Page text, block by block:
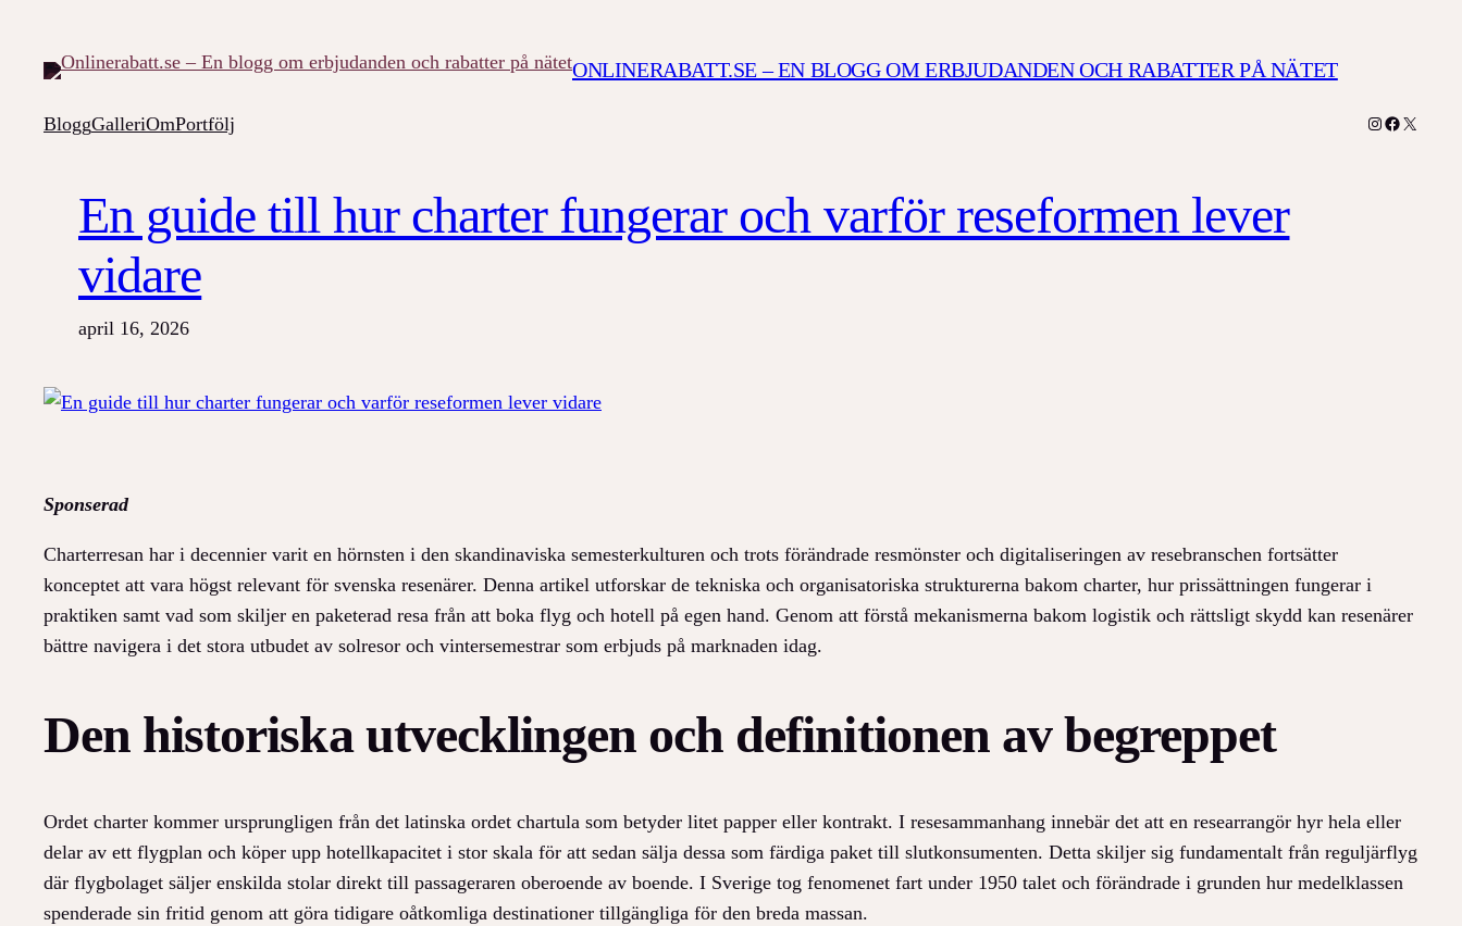
innehåll
ONLINERABATT.SE – EN BLOGG OM ERBJUDANDEN OCH RABATTER PÅ NÄTET
BloggGalleriOmPortfölj Instagram
Facebook
X
En guide till hur charter fungerar och varför reseformen lever
vidare
april 16, 2026
Sponserad
Charterresan har i decennier varit en hörnsten i den skandinaviska semesterkulturen och trots förändrade resmönster och digitaliseringen av resebranschen fortsätter
konceptet att vara högst relevant för svenska resenärer. Denna artikel utforskar de tekniska och organisatoriska strukturerna bakom charter, hur prissättningen fungerar i
praktiken samt vad som skiljer en paketerad resa från att boka flyg och hotell på egen hand. Genom att förstå mekanismerna bakom logistik och rättsligt skydd kan resenärer
bättre navigera i det stora utbudet av solresor och vintersemestrar som erbjuds på marknaden idag.
Den historiska utvecklingen och definitionen av begreppet
Ordet charter kommer ursprungligen från det latinska ordet chartula som betyder litet papper eller kontrakt. I resesammanhang innebär det att en researrangör hyr hela eller
delar av ett flygplan och köper upp hotellkapacitet i stor skala för att sedan sälja dessa som färdiga paket till slutkonsumenten. Detta skiljer sig fundamentalt från reguljärflyg
där flygbolaget säljer enskilda stolar direkt till passageraren oberoende av boende. I Sverige tog fenomenet fart under 1950 talet och förändrade i grunden hur medelklassen
spenderade sin fritid genom att göra tidigare oåtkomliga destinationer tillgängliga för den breda massan.